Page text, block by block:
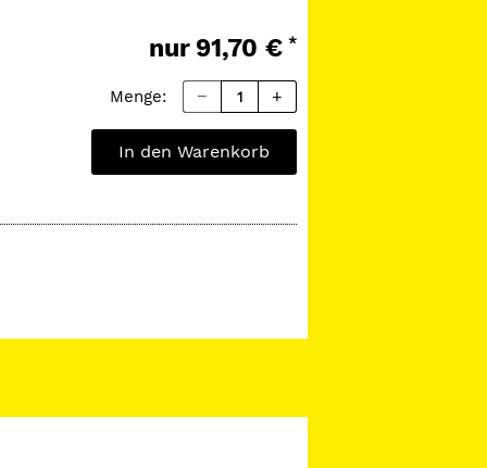
nur 91,70 € *
Menge:
In den Warenkorb